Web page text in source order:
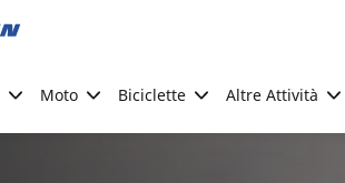
Moto Biciclette Altre Attività